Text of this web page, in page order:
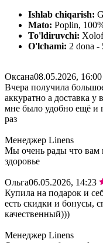
Ishlab chiqarish:
Mato: Poplin,
To'ldiruvchi:
O'lchami: 2 dona -
Оксана08.05.2026, 16:00
Вчера получила
аккуратно а доставка у
мне было удобно ещё и
раз
Менеджер Linens
Мы очень рады что вам
здоровье
Ольга06.05.2026, 14:23
Купила на подарок и
есть скидки и бонусы,
качественный)))
Менеджер Linens